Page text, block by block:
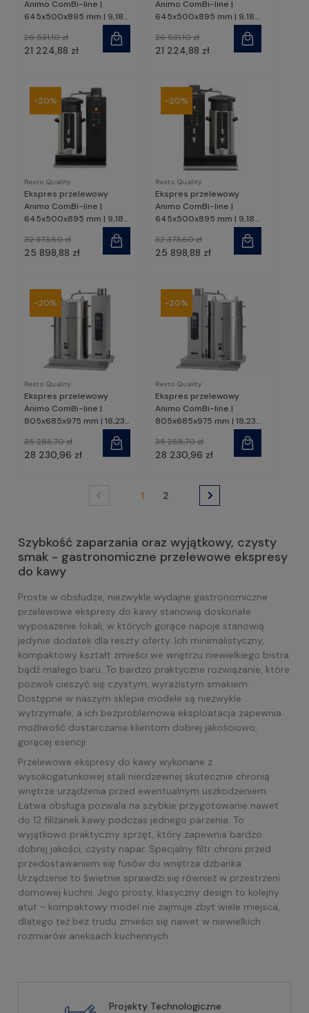
Animo ComBi-line |
645x500x895 mm | 9,18
Quality
21 224,88 zł
26 531,10 zł
Animo ComBi-line |
645x500x895 mm | 9,18
Quality
21 224,88 zł
26 531,10 zł
Resto Quality
Ekspres przelewowy
Animo ComBi-line |
645x500x895 mm | 9,18
Quality
25 898,88 zł
32 373,60 zł
-20%
Resto Quality
Ekspres przelewowy
Animo ComBi-line |
645x500x895 mm | 9,18
Quality
25 898,88 zł
32 373,60 zł
-20%
Resto Quality
Ekspres przelewowy
Animo ComBi-line |
805x685x975 mm | 18,23
Quality
28 230,96 zł
35 288,70 zł
-20%
Resto Quality
Ekspres przelewowy
Animo ComBi-line |
805x685x975 mm | 18,23
Quality
28 230,96 zł
35 288,70 zł
-20%
1 2
Szybkość zaparzania oraz wyjątkowy, czysty
smak - gastronomiczne przelewowe ekspresy
do kawy
Proste w obsłudze, niezwykle wydajne gastronomiczne
przelewowe ekspresy do kawy stanowią doskonałe
wyposażenie lokali, w których gorące napoje stanowią
jedynie dodatek dla reszty oferty. Ich minimalistyczny,
kompaktowy kształt zmieści we wnętrzu niewielkiego bistra
bądź małego baru. To bardzo praktyczne rozwiązanie, które
pozwoli cieszyć się czystym, wyrazistym smakiem.
Dostępne w naszym sklepie modele są niezwykle
wytrzymałe, a ich bezproblemowa eksploatacja zapewnia
możliwość dostarczania klientom dobrej jakościowo,
gorącej esencji.
Przelewowe ekspresy do kawy wykonane z
wysokogatunkowej stali nierdzewnej skutecznie chronią
wnętrze urządzenia przed ewentualnym uszkodzeniem.
Łatwa obsługa pozwala na szybkie przygotowanie nawet
do 12 filiżanek kawy podczas jednego parzenia. To
wyjątkowo praktyczny sprzęt, który zapewnia bardzo
dobrej jakości, czysty napar. Specjalny filtr chroni przed
przedostawaniem się fusów do wnętrza dzbanka.
Urządzenie to świetnie sprawdzi się również w przestrzeni
domowej kuchni. Jego prosty, klasyczny design to kolejny
atut - kompaktowy model nie zajmuje zbyt wiele miejsca,
dlatego też bez trudu zmieści się nawet w niewielkich
rozmiarów aneksach kuchennych
Projekty Technologiczne